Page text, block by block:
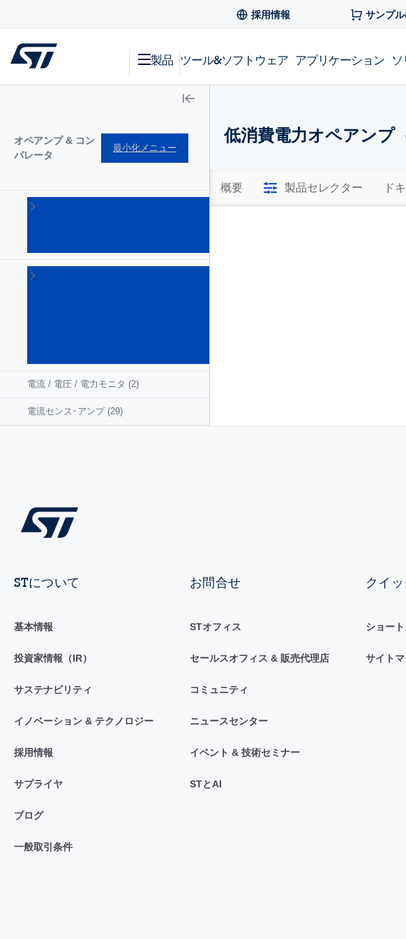
採用情報 サンプ
製品 ツール&ソフトウェア アプリケーション
オペアンプ & コン
パレータ
最小化メニュー
電流 / 電圧 / 電力モニタ (2)
電流センス･アンプ (29)
低消費電力オペアンプ
概要 製品セレクター ド
STについて
基本情報
投資家情報（IR）
サステナビリティ
イノベーション & テクノロジー
採用情報
サプライヤ
ブログ
一般取引条件
お問合せ
STオフィス
セールスオフィス & 販売代理店
コミュニティ
ニュースセンター
イベント & 技術セミナー
STとAI
クイ
ショート
サイト